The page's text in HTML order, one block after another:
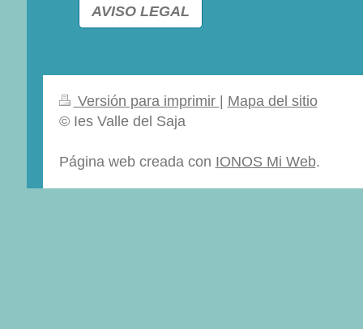
AVISO LEGAL
Versión para imprimir
Mapa del sitio
© Ies Valle del Saja
Página web creada con IONOS Mi Web.